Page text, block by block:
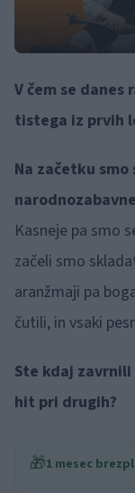
V čem se
tistega iz prvih
Na začetku
Kasneje pa smo
začeli smo
aranžmaji pa
čutili, in vsaki
Ste kdaj
hit pri drugih?
🎁1 mesec